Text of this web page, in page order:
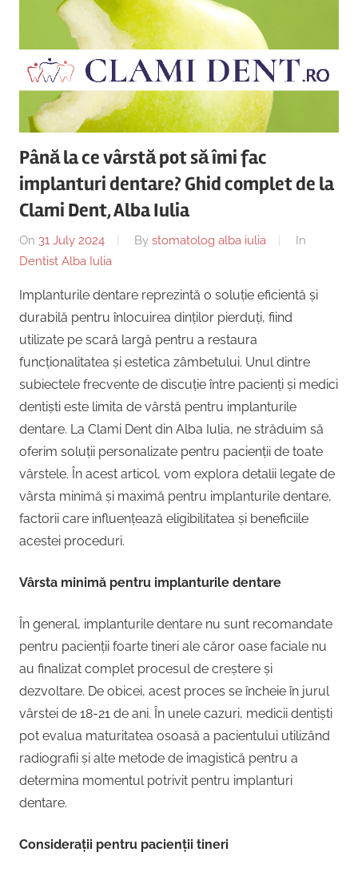
Centru
Implantologie
Copii,
Dentist,
Ion
Lăncrănjan
19,
Alba
Iulia
România
+40754463365
Până la ce vârstă pot să îmi fac
implanturi dentare? Ghid complet de la
Clami Dent, Alba Iulia
On 31 July 2024 By stomatolog alba iulia
In
Dentist Alba Iulia
Implanturile dentare reprezintă o soluție eficientă și
durabilă pentru înlocuirea dinților pierduți, fiind
utilizate pe scară largă pentru a restaura
funcționalitatea și estetica zâmbetului. Unul dintre
subiectele frecvente de discuție între pacienți și medici
dentiști este limita de vârstă pentru implanturile
dentare. La Clami Dent din Alba Iulia, ne străduim să
oferim soluții personalizate pentru pacienții de toate
vârstele. În acest articol, vom explora detalii legate de
vârsta minimă și maximă pentru implanturile dentare,
factorii care influențează eligibilitatea și beneficiile
acestei proceduri.
Vârsta minimă pentru implanturile dentare
În general, implanturile dentare nu sunt recomandate
pentru pacienții foarte tineri ale căror oase faciale nu
au finalizat complet procesul de creștere și
dezvoltare. De obicei, acest proces se încheie în jurul
vârstei de 18-21 de ani. În unele cazuri, medicii dentiști
pot evalua maturitatea osoasă a pacientului utilizând
radiografii și alte metode de imagistică pentru a
determina momentul potrivit pentru implanturi
dentare.
Considerații pentru pacienții tineri